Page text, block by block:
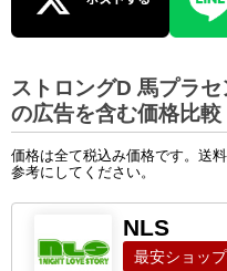
ストロングD 馬プラ
の広告を含む価格比較
価格は全て税込み価格です。送
参考にしてください。
NLS
ショッ